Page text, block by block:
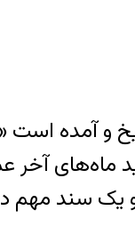
و آمده
آخر
سند مهم